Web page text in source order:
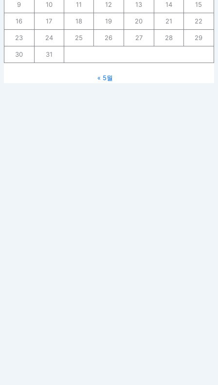
9 10 11 12 13 14 15
16 17 18 19 20 21 22
23 24 25 26 27 28 29
30 31
« 5월